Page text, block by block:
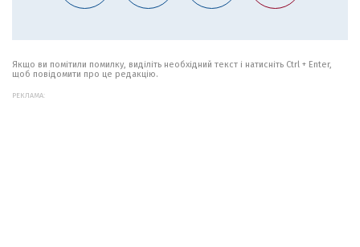
Якщо ви помітили помилку, виділіть необхідний текст і натисніть Ctrl + Enter,
щоб повідомити про це редакцію.
РЕКЛАМА: